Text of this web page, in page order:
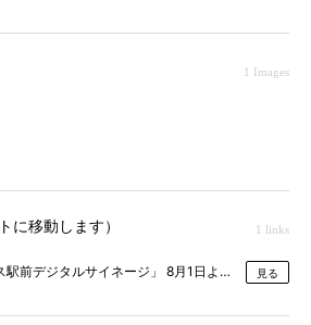
1 Images
に移動します） 1 links
駅前デジタルサイネージ」 8月1日より本格運用開
見る